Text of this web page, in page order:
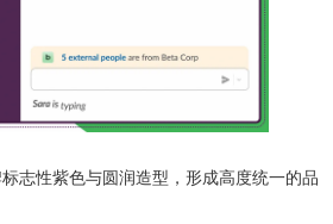
志性紫色与圆润造型，形成高度统一的品